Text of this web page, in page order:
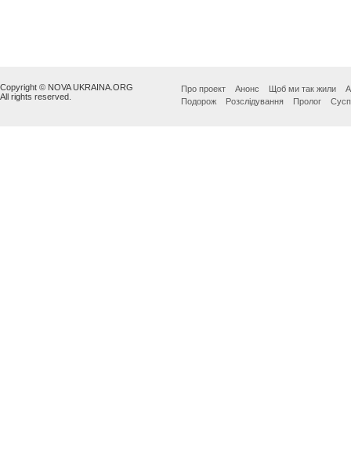
Copyright © NOVA UKRAINA.ORG
All rights reserved.
Про проект Анонс Щоб ми так жили
Подорож
Розслідування Пролог